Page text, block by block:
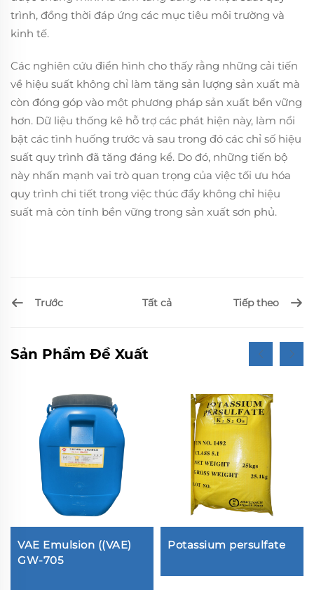
trình, đồng thời đáp ứng các mục tiêu môi trường và
kinh tế.
Các nghiên cứu điển hình cho thấy rằng những cải tiến
về hiệu suất không chỉ làm tăng sản lượng sản xuất mà
còn đóng góp vào một phương pháp sản xuất bền vững
hơn. Dữ liệu thống kê hỗ trợ các phát hiện này, làm nổi
bật các tình huống trước và sau trong đó các chỉ số hiệu
suất quy trình đã tăng đáng kể. Do đó, những tiến bộ
này nhấn mạnh vai trò quan trọng của việc tối ưu hóa
quy trình chi tiết trong việc thúc đẩy không chỉ hiệu
suất mà còn tính bền vững trong sản xuất sơn phủ.
Trước Tất cả Tiếp theo
Sản Phẩm Đề Xuất
VAE Emulsion ((VAE)
GW-705
Potassium persulfate